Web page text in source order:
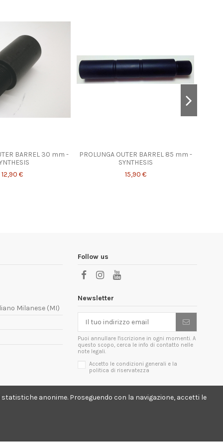
BARREL 30 mm -
12,90 €
PROLUNGA OUTER BARREL 85 mm -
SYNTHESIS
15,90 €
Milanese (MI)
Follow us
Newsletter
Puoi annullare l'iscrizione in ogni momenti. A
questo scopo, cerca le info di contatto nelle
note legali.
Accetto le condizioni generali e la
politica di riservatezza
anonime. Proseguendo con la navigazione, accetti le